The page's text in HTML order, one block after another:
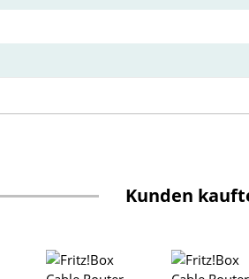
Kunden